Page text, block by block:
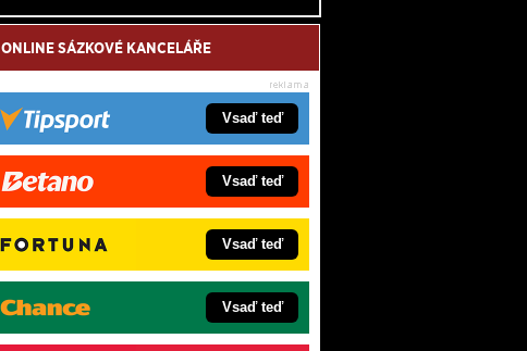
ONLINE SÁZKOVÉ KANCELÁŘE
Vsaď teď
Vsaď teď
Vsaď teď
Vsaď teď